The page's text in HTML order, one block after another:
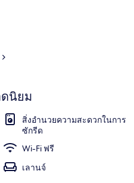
ดนิยม
สิ่งอำนวยความสะดวกในการ
ซักรีด
Wi-Fi ฟรี
เลานจ์